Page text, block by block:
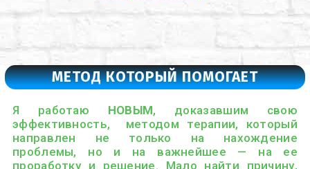
МЕТОД КОТОРЫЙ ПОМОГАЕТ
Я работаю НОВЫМ, доказавшим свою
эффективность, методом терапии, который
направлен не только на нахождение
проблемы, но и на важнейшее — на ее
проработку и решение. Мало найти причину,